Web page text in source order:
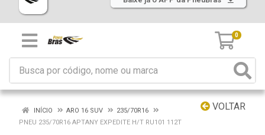
0
VOLTAR
INÍCIO ARO 16 SUV
235/70R16
PNEU 235/70R16 APTANY EXPEDITE H/T RU101 112T